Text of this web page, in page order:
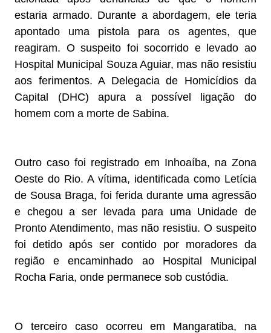
estaria armado. Durante a abordagem, ele teria
apontado uma pistola para os agentes, que
reagiram. O suspeito foi socorrido e levado ao
Hospital Municipal Souza Aguiar, mas não resistiu
aos ferimentos. A Delegacia de Homicídios da
Capital (DHC) apura a possível ligação do
homem com a morte de Sabina.
Outro caso foi registrado em Inhoaíba, na Zona
Oeste do Rio. A vítima, identificada como Letícia
de Sousa Braga, foi ferida durante uma agressão
e chegou a ser levada para uma Unidade de
Pronto Atendimento, mas não resistiu. O suspeito
foi detido após ser contido por moradores da
região e encaminhado ao Hospital Municipal
Rocha Faria, onde permanece sob custódia.
O terceiro caso ocorreu em Mangaratiba, na